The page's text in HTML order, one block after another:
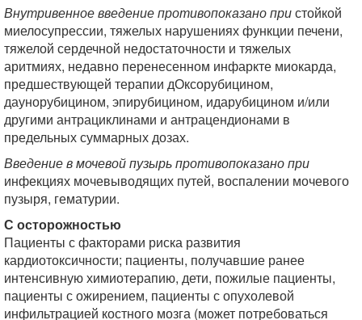
Внутривенное введение противопоказано пристойкой
миелосупрессии, тяжелых нарушениях функции печени,
тяжелой сердечной недостаточности и тяжелых
аритмиях, недавно перенесенном инфаркте миокарда,
предшествующей терапии дОксорубицином,
даунорубицином, эпирубицином, идарубицином и/или
другими антрациклинами и антрацендионами в
предельных суммарных дозах.
Введение в мочевой пузырь противопоказано при
инфекциях мочевыводящих путей, воспалении мочевого
пузыря, гематурии.
С осторожностью
Пациенты с факторами риска развития
кардиотоксичности; пациенты, получавшие ранее
интенсивную химиотерапию, дети, пожилые пациенты,
пациенты с ожирением, пациенты с опухолевой
инфильтрацией костного мозга (может потребоваться